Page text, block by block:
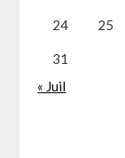
24 25
31
« Juil